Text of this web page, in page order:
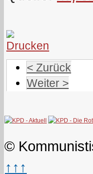
< Zurück
Weiter >
©
↑↑↑